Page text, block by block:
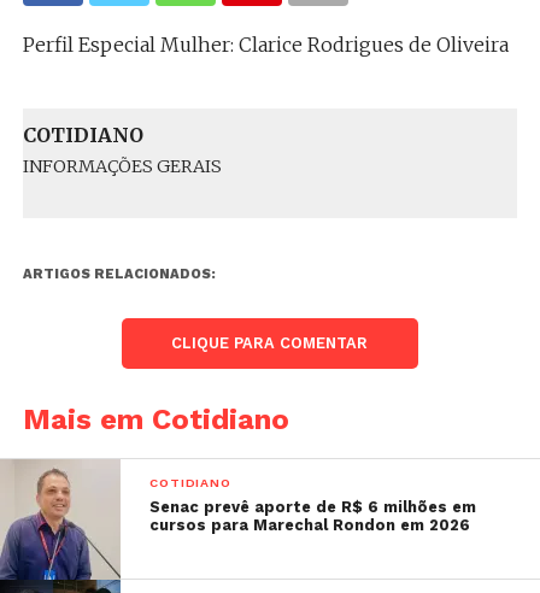
Perfil Especial Mulher: Clarice Rodrigues de Oliveira
COTIDIANO
INFORMAÇÕES GERAIS
ARTIGOS RELACIONADOS:
CLIQUE PARA COMENTAR
Mais em Cotidiano
COTIDIANO
Senac prevê aporte de R$ 6 milhões em
cursos para Marechal Rondon em 2026